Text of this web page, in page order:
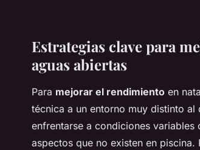
Estrategias clave para
aguas abiertas
Para mejorar el rendimiento en
técnica a un entorno muy distinto
enfrentarse a condiciones
aspectos que no existen en piscina.